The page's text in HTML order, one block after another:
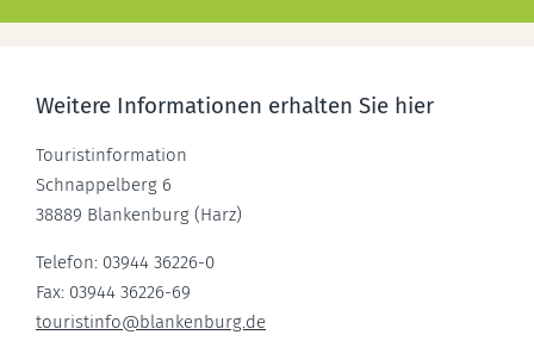
Weitere Informationen erhalten Sie hier
Touristinformation
Schnappelberg 6
38889 Blankenburg (Harz)
Telefon: 03944 36226-0
Fax: 03944 36226-69
touristinfo@blankenburg.de